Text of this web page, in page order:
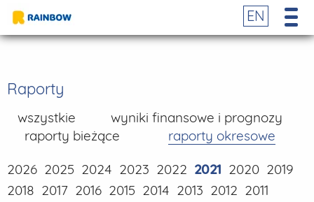
EN
Raporty
wszystkie
wyniki finansowe i prognozy
raporty bieżące
raporty okresowe
2026 2025 2024 2023 2022 2021 2020 2019
2018 2017 2016 2015 2014 2013 2012 2011